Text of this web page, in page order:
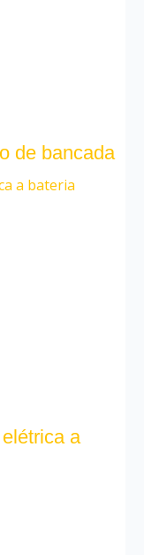
de bancada
a